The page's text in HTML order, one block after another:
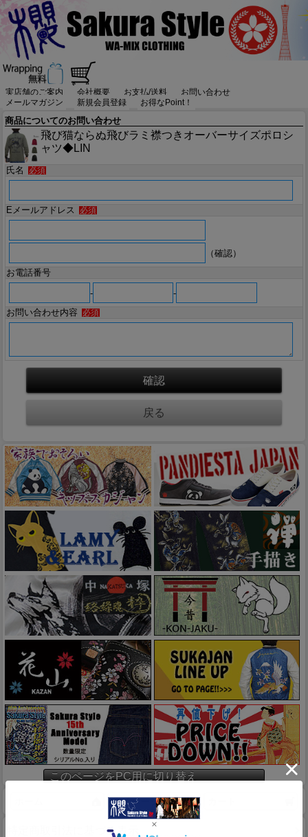
実店舗のご案内 会社概要 お支払/送料
お問い合わせ
メールマガジン
新規会員登録 お得なPoint！
商品についてのお問い合わせ
飛び猫ならぬ飛びラミ襟つきオーバーサイズポロシ
ャツ◆LIN
氏名 必須
Eメールアドレス 必須
（確認）
お電話番号
-
-
お問い合わせ内容
必須
このページをPC用に切り替え
マイページ
特定商取引法に基づく表示